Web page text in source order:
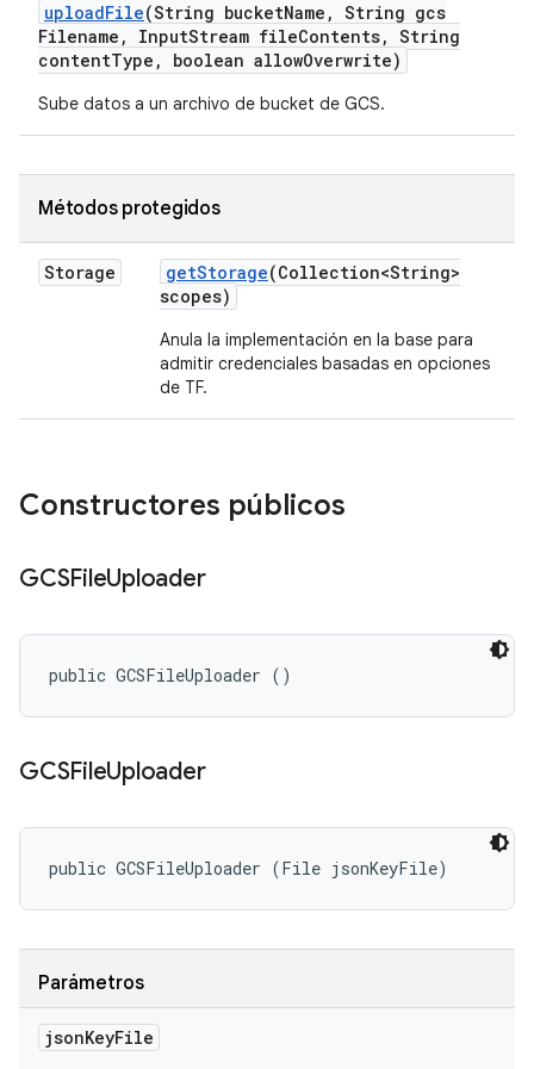
uploadFile(String bucketName , String gcs
Filename , InputStream fileContents, String
contentType , boolean allowOverwrite)
Sube datos a un archivo de bucket de GCS.
Métodos protegidos
Storage getStorage(Collection<String>
scopes)
Anula la implementación en la base para
admitir credenciales basadas en opciones
de TF.
Constructores públicos
GCSFileUploader
public GCSFileUploader ()
GCSFileUploader
public GCSFileUploader (File jsonKeyFile)
Parámetros
jsonKeyFile